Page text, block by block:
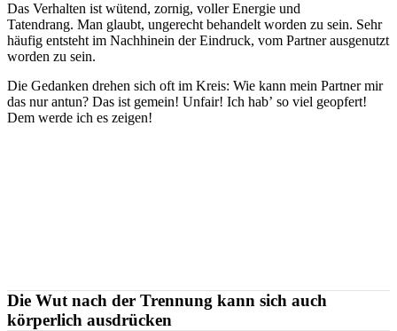
Das Verhalten ist wütend, zornig, voller Energie und
Tatendrang. Man glaubt, ungerecht behandelt worden zu sein. Sehr
häufig entsteht im Nachhinein der Eindruck, vom Partner ausgenutzt
worden zu sein.
Die Gedanken drehen sich oft im Kreis: Wie kann mein Partner mir
das nur antun? Das ist gemein! Unfair! Ich hab’ so viel geopfert!
Dem werde ich es zeigen!
Die Wut nach der Trennung kann sich auch
körperlich ausdrücken